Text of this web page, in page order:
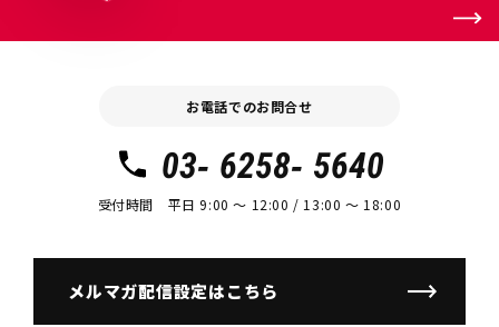
お電話でのお問合せ
03- 6258- 5640
受付時間 平日 9:00 〜 12:00 / 13:00 〜 18:00
メルマガ配信設定はこちら